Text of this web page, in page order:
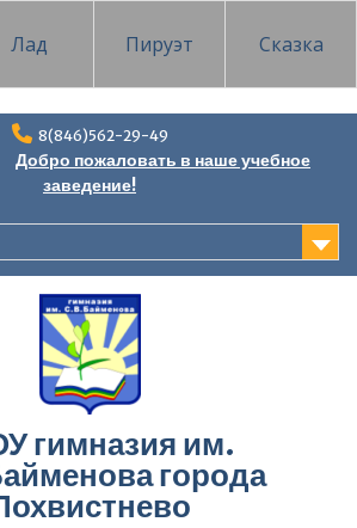
Лад Пируэт Сказка
8(846)562-29-49
Добро пожаловать в наше учебное
заведение!
гимназия им.
города